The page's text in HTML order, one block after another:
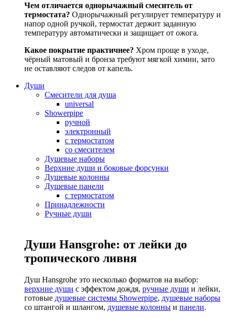
Чем отличается однорычажный смеситель от
термостата? Однорычажный регулирует температуру и
напор одной ручкой, термостат держит заданную
температуру автоматически и защищает от ожога.
Какое покрытие практичнее? Хром проще в уходе,
чёрный матовый и бронза требуют мягкой химии, зато
не оставляют следов от капель.
Души
Смесители для душа
universal
Showerpipe
ручной
электронный
с термостатом
со смесителем
Душевые наборы
Верхние души и боковые форсунки
Душевые колонны
Душевые панели
с термостатом
Принадлежности
Ручные души
Души Hansgrohe: от лейки до
тропического ливня
Душ Hansgrohe это несколько форматов на выбор:
верхние души с эффектом дождя, ручные души и лейки,
готовые душевые системы Showerpipe, душевые наборы
со штангой и шлангом, душевые колонны и панели.